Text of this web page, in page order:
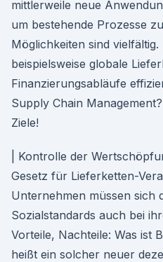
mittlerweile neue
um bestehende Prozesse
Möglichkeiten sind
beispielsweise globale
Finanzierungsabläufe
Supply Chain
Ziele!
| Kontrolle der
Gesetz für Lieferketten-
Unternehmen müssen sich
Sozialstandards auch bei
Vorteile, Nachteile: Was ist
heißt ein solcher neuer